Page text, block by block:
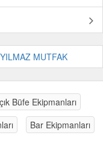
YILMAZ MUTFAK
Büfe Ekipmanları
Bar Ekipmanları